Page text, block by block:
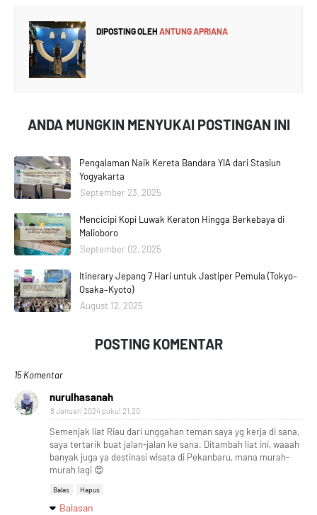
DIPOSTING OLEH ANTUNG APRIANA
ANDA MUNGKIN MENYUKAI POSTINGAN INI
Pengalaman Naik Kereta Bandara YIA dari Stasiun
Yogyakarta
September 23, 2025
Mencicipi Kopi Luwak Keraton Hingga Berkebaya di
Malioboro
September 02, 2025
Itinerary Jepang 7 Hari untuk Jastiper Pemula (Tokyo–
Osaka–Kyoto)
August 12, 2025
POSTING KOMENTAR
15 Komentar
nurulhasanah
8 Januari 2024 pukul 21.20
Semenjak liat Riau dari unggahan teman saya yg kerja di sana,
saya tertarik buat jalan-jalan ke sana. Ditambah liat ini, waaah
banyak juga ya destinasi wisata di Pekanbaru, mana murah-
murah lagi 😍
Balas Hapus
Balasan